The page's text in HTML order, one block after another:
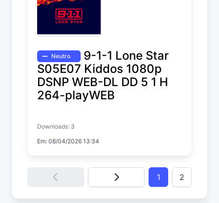
Neutro
9-1-1 Lone Star
S05E07 Kiddos 1080p
DSNP WEB-DL DD 5 1 H
264-playWEB
Temp. 5 EP. 7
Downloads: 3
Em: 08/04/2026 13:34
1 2